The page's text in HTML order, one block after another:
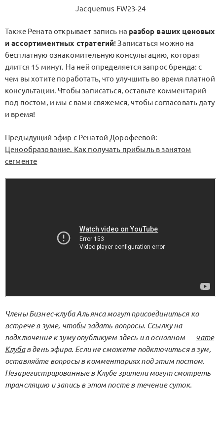
Jacquemus FW23-24
Также Рената открывает запись на разбор ваших ценовых
и ассортиментных стратегий! Записаться можно на
бесплатную ознакомительную консультацию, которая
длится 15 минут. На ней определяется запрос бренда: с
чем вы хотите поработать, что улучшить во время платной
консультации. Чтобы записаться, оставьте комментарий
под постом, и мы с вами свяжемся, чтобы согласовать дату
и время!
Предыдущий эфир с Ренатой Дорофеевой:
Ценообразование. Как получать прибыль в занятом
сегменте
Члены Бизнес-клуба Альянса могут присоединиться ко
встрече в зуме, чтобы задать вопросы. Ссылку на
подключение к зуму опубликуем здесь и в основном
чате
Клубав день эфира. Если не сможете подключиться в зум,
оставляйте вопросы в комментариях под этим постом.
Незарегистрированные в Клубе зрители могут смотреть
трансляцию и запись в этом посте в течение суток.